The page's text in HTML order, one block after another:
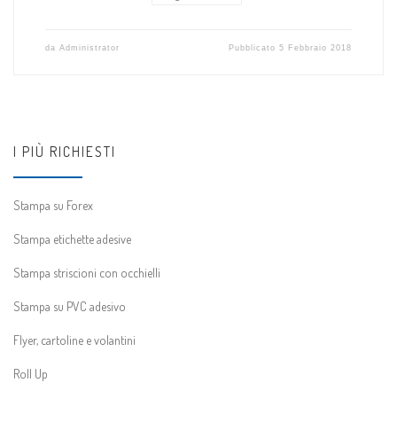
da Administrator Pubblicato5 Febbraio 2018
I PIÙ RICHIESTI
Stampa su Forex
Stampa etichette adesive
Stampa striscioni con occhielli
Stampa su PVC adesivo
Flyer, cartoline e volantini
Roll Up